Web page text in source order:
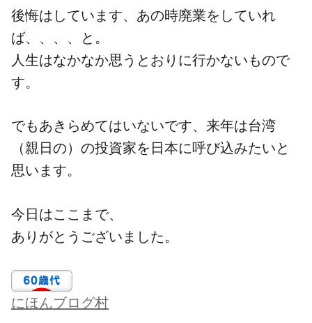
後悔はしています、あの時廃業をしていれ
ば、、、、と。
人生はなかなか思うとおりに行かないもので
す。
でもあきらめてはいないです、来年は台湾
（親日の）の投資家を日本に呼び込みたいと
思います。
今日はここまで、
ありがとうございました。
にほんブログ村